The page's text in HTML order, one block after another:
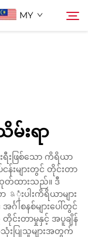
MY
မ်းရာ
းဖြစ်သော ကိရိယာ
န်းများတွင် တိုင်းတာ
ထုတ်ထားသည်။ ဒီ
းပါးကိရိယာများ
ါစနစ်များပေါ်တွင်
းတာမှုနှင့် အပူချိန်
သုံးပြုသူများအတွက်